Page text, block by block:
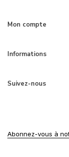
Mon compte
Informations
Suivez-nous
Abonnez-vous à